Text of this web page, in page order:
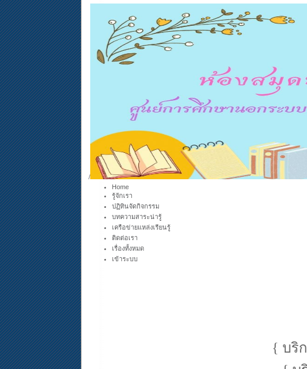
/
Home
รู้จักเรา
ปฏิทินจัดกิจกรรม
บทความสาระน่ารู้
เครือข่ายแหล่งเรียนรู้
ติดต่อเรา
เรื่องทั้งหมด
เข้าระบบ
{ บริ